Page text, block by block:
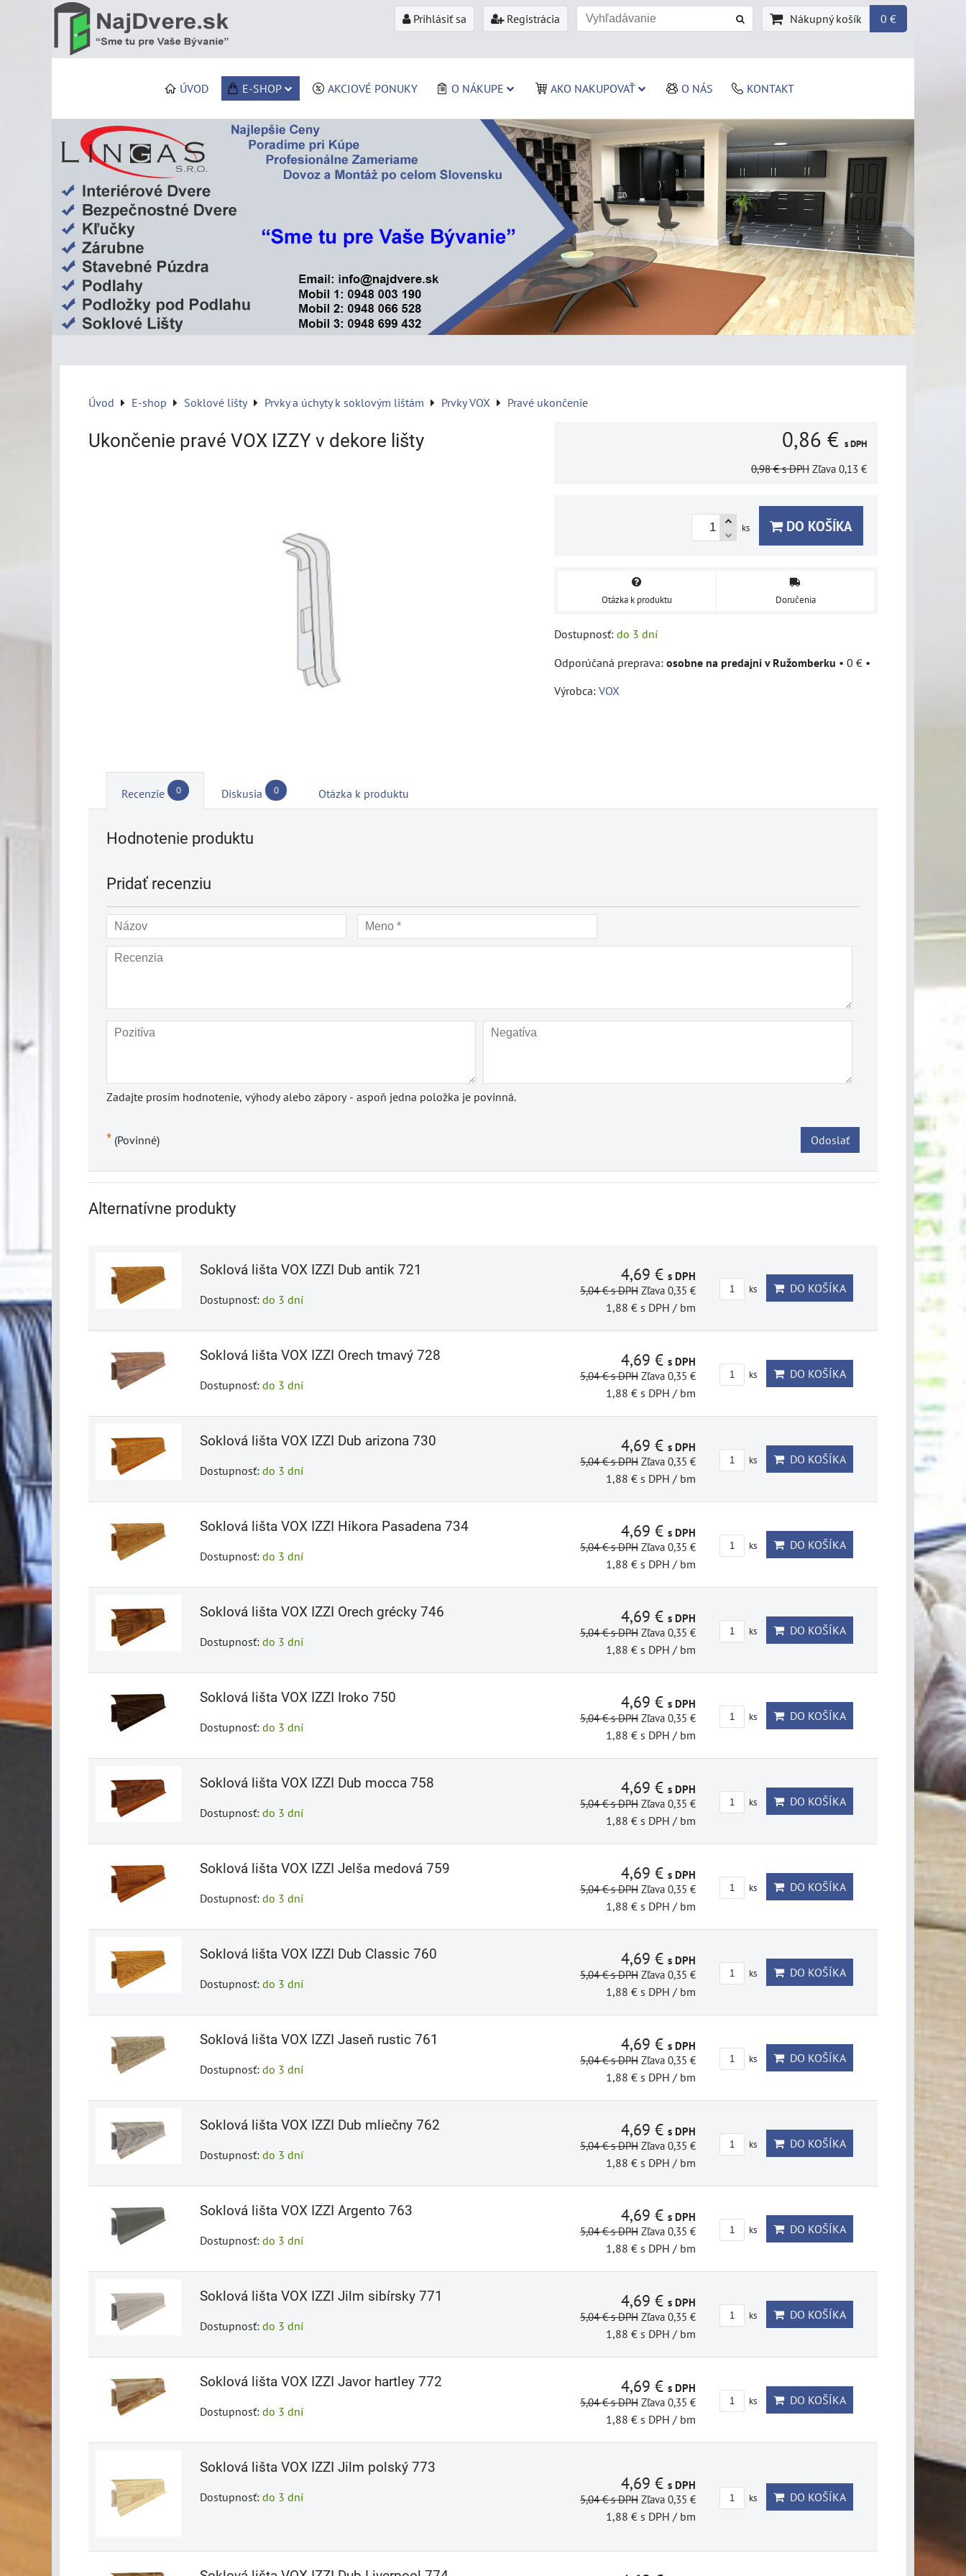
Prihlásiť sa Registrácia Nákupný košík 0 €
ÚVOD E-SHOP AKCIOVÉ PONUKY O NÁKUPE AKO NAKUPOVAŤ O NÁS KONTAKT
Úvod E-shop Soklové lišty Prvky a úchyty k soklovým lištám Prvky VOX Pravé ukončenie
Ukončenie pravé VOX IZZY v dekore lišty 0,86 € s DPH
0,98 € s DPH Zľava 0,13 €
ks DO KOŠÍKA
Otázka k produktu Doručenia
Dostupnosť: do 3 dní
osobne na predajni v Ružomberku • 0 € •
Výrobca: VOX
Recenzie 0 Diskusia 0 Otázka k produktu
Hodnotenie produktu
Pridať recenziu
Zadajte prosím hodnotenie, výhody alebo zápory - aspoň jedna položka je povinná.
* (Povinné) Odoslať
Alternatívne produkty
Soklová lišta VOX IZZI Dub antik 721
Dostupnosť: do 3 dní
4,69 € s DPH
5,04 €s DPH Zľava 0,35 €
1,88 € s DPH / bm
ks DO KOŠÍKA
Soklová lišta VOX IZZI Orech tmavý 728
Dostupnosť: do 3 dní
4,69 € s DPH
5,04 €s DPH Zľava 0,35 €
1,88 € s DPH / bm
ks DO KOŠÍKA
Soklová lišta VOX IZZI Dub arizona 730
Dostupnosť: do 3 dní
4,69 € s DPH
5,04 €s DPH Zľava 0,35 €
1,88 € s DPH / bm
ks DO KOŠÍKA
Soklová lišta VOX IZZI Hikora Pasadena 734
Dostupnosť: do 3 dní
4,69 € s DPH
5,04 €s DPH Zľava 0,35 €
1,88 € s DPH / bm
ks DO KOŠÍKA
Soklová lišta VOX IZZI Orech grécky 746
Dostupnosť: do 3 dní
4,69 € s DPH
5,04 €s DPH Zľava 0,35 €
1,88 € s DPH / bm
ks DO KOŠÍKA
Soklová lišta VOX IZZI Iroko 750
Dostupnosť: do 3 dní
4,69 € s DPH
5,04 €s DPH Zľava 0,35 €
1,88 € s DPH / bm
ks DO KOŠÍKA
Soklová lišta VOX IZZI Dub mocca 758
Dostupnosť: do 3 dní
4,69 € s DPH
5,04 €s DPH Zľava 0,35 €
1,88 € s DPH / bm
ks DO KOŠÍKA
Soklová lišta VOX IZZI Jelša medová 759
Dostupnosť: do 3 dní
4,69 € s DPH
5,04 €s DPH Zľava 0,35 €
1,88 € s DPH / bm
ks DO KOŠÍKA
Soklová lišta VOX IZZI Dub Classic 760
Dostupnosť: do 3 dní
4,69 € s DPH
5,04 €s DPH Zľava 0,35 €
1,88 € s DPH / bm
ks DO KOŠÍKA
Soklová lišta VOX IZZI Jaseň rustic 761
Dostupnosť: do 3 dní
4,69 € s DPH
5,04 €s DPH Zľava 0,35 €
1,88 € s DPH / bm
ks DO KOŠÍKA
Soklová lišta VOX IZZI Dub mliečny 762
Dostupnosť: do 3 dní
4,69 € s DPH
5,04 €s DPH Zľava 0,35 €
1,88 € s DPH / bm
ks DO KOŠÍKA
Soklová lišta VOX IZZI Argento 763
Dostupnosť: do 3 dní
4,69 € s DPH
5,04 €s DPH Zľava 0,35 €
1,88 € s DPH / bm
ks DO KOŠÍKA
Soklová lišta VOX IZZI Jilm sibírsky 771
Dostupnosť: do 3 dní
4,69 € s DPH
5,04 €s DPH Zľava 0,35 €
1,88 € s DPH / bm
ks DO KOŠÍKA
Soklová lišta VOX IZZI Javor hartley 772
Dostupnosť: do 3 dní
4,69 € s DPH
5,04 €s DPH Zľava 0,35 €
1,88 € s DPH / bm
ks DO KOŠÍKA
Soklová lišta VOX IZZI Jilm polský 773
Dostupnosť: do 3 dní
4,69 € s DPH
5,04 €s DPH Zľava 0,35 €
1,88 € s DPH / bm
ks DO KOŠÍKA